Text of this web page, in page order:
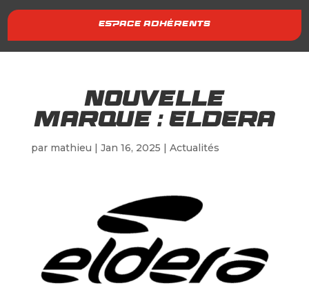
ESPACE ADHÉRENTS
Nouvelle
marque : ELDERA
par mathieu | Jan 16, 2025 | Actualités